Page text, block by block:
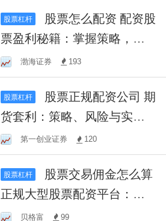
股票杠杆
票盈利秘籍：掌握策略，稳
健投资，轻松实现财富增
长！
渤海证券 193
股票杠杆
货套利：策略、风险与实战
案例分析
第一创业证券 120
股票杠杆
正规大型股票配资平台：优
选安全可靠之选
贝格富 99